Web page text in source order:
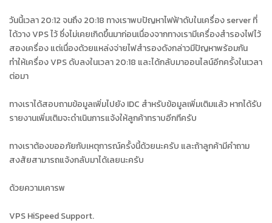
วันนี้เวลา 20:12 จนถึง 20:18 ทางเราพบปัญหาไฟฟ้าดับในเครื่อง server ที่
ได้วาง VPS ไว้ ซึ่งไม่เคยเกิดขึ้นมาก่อนเนื่องจากทางเรามีเครื่องสำรองไฟไว้
สองเครื่อง แต่เนื่องด้วยแหล่งจ่ายไฟสำรองดังกล่าวมีปัญหาพร้อมกัน
ทำให้เครื่อง VPS ดับลงในเวลา 20:18 และได้กลับมาออนไลน์อีกครั้งในเวลา
ต่อมา
ทางเราได้สอบถามข้อมูลเพิ่มไปยัง IDC สำหรับข้อมูลเพิ่มเติมแล้ว หากได้รับ
รายงานเพิ่มเติมจะดำเนินการแจ้งให้ลูกค้าทราบอีกทีครับ
ทางเราต้องขออภัยกับเหตุการณ์ครั้งนี้ด้วยนะครับ และถ้าลูกค้ามีคำถาม
สงสัยสามารถแจ้งกลับมาได้เลยนะครับ
ด้วยความเคารพ
VPS HiSpeed Support.